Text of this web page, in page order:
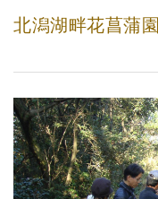
北潟湖畔花菖蒲園